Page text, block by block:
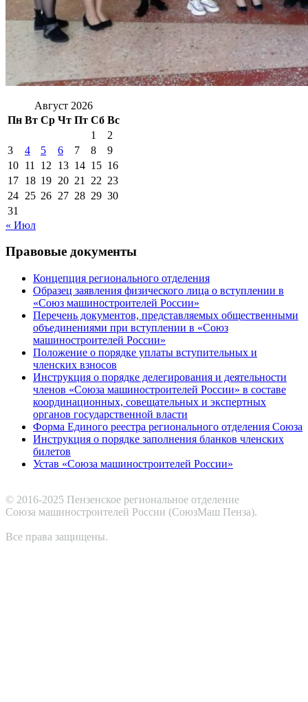
Август 2026
Пн Вт Ср Чт Пт Сб Вс
1
2
3
4 5 6 7 8
9
10 11 12 13 14 15 16
17 18 19 20 21 22 23
24 25 26 27 28 29 30
31
« Июл
Правовые документы
Концепция регионального отделения
Образец заявления физического лица о вступлении в
«Союз машиностроителей России»
Перечень документов, представляемых общественными
объединениями при вступлении в «Союз
машиностроителей России»
Положение о порядке уплаты вступительных и
членских взносов
Инструкция о порядке делегирования и деятельности
членов «Союза машиностроителей России» в составе
координационных, совещательных и экспертных
органов государственной власти
Форма Единого реестра регионального отделения Союза
Инструкция о порядке заполнения бланков членских
билетов
Устав «Союза машиностроителей России»
© 2016-2025 Пензенское региональное отделение
Cоюза машиностроителей России (СоюзМаш Пенза).
Все права защищены.